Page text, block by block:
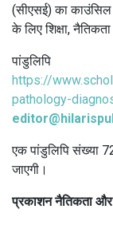
(सीएसई) का
के लिए शिक्षा,
पांडुलिपि
https://
pathology-
एक पांडुलिपि संख्या
जाएगी।
प्रकाशन नैतिकता और